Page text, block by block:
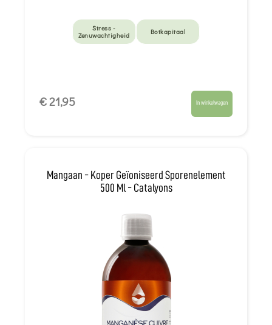
Stress -
Zenuwachtigheid
Botkapitaal
€ 21,95 In winkelwagen
Mangaan - Koper Geïoniseerd Sporenelement
500 Ml - Catalyons